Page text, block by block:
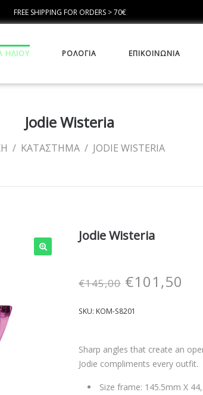
FREE SHIPPING FOR ORDERS > 70€
ΗΛΊΟΥ ΡΟΛΌΓΙΑ ΕΠΙΚΟΙΝΩΝΊΑ
Jodie Wisteria
/ ΚΑΤΆΣΤΗΜΑ / JODIE WISTERIA
Jodie Wisteria
€145,00 €101,50
SKU: KOM-S8201
Sharp angles that create an
Jodie compliments every outfit.
Size frame: 145.5mm X